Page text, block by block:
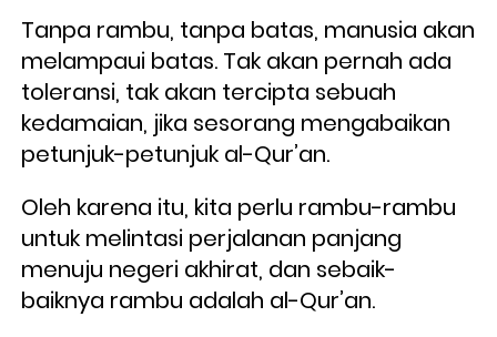
Tanpa rambu, tanpa batas, manusia akan
melampaui batas. Tak akan pernah ada
toleransi, tak akan tercipta sebuah
kedamaian, jika sesorang mengabaikan
petunjuk-petunjuk al-Qur’an.
Oleh karena itu, kita perlu rambu-rambu
untuk melintasi perjalanan panjang
menuju negeri akhirat, dan sebaik-
baiknya rambu adalah al-Qur’an.